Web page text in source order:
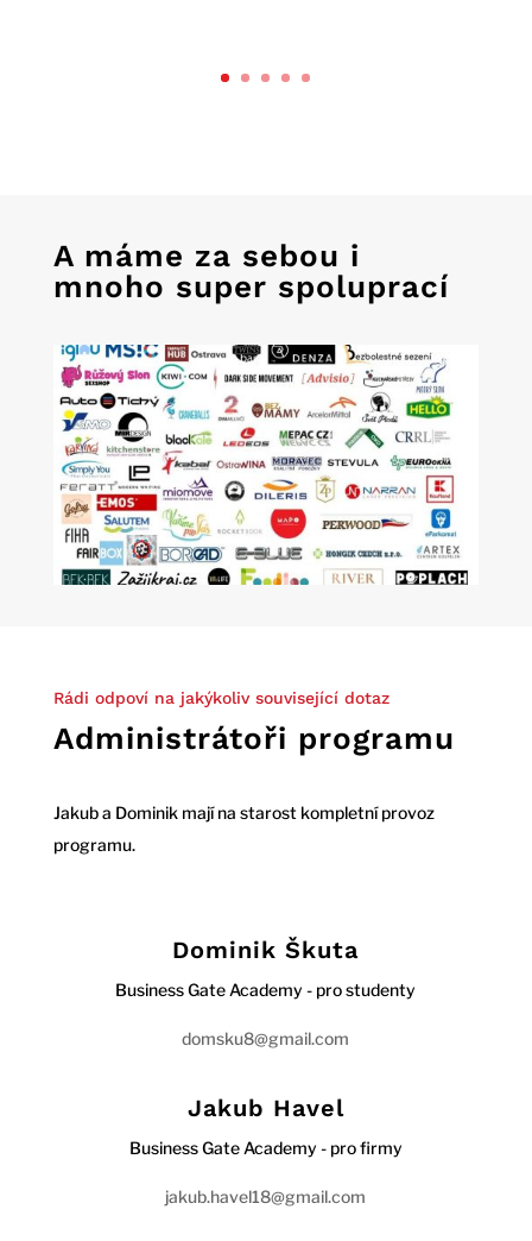
A máme za sebou i
mnoho super spoluprací
Rádi odpoví na jakýkoliv související dotaz
Administrátoři programu
Jakub a Dominik mají na starost kompletní provoz
programu.
Dominik Škuta
Business Gate Academy - pro studenty
domsku8@gmail.com
Jakub Havel
Business Gate Academy - pro firmy
jakub.havel18@gmail.com